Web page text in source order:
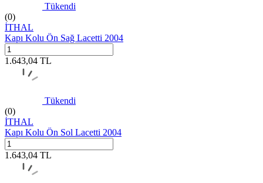
Tükendi
(0)
İTHAL
Kapı Kolu Ön Sağ Lacetti 2004
1.643,04 TL
Tükendi
(0)
İTHAL
Kapı Kolu Ön Sol Lacetti 2004
1.643,04 TL